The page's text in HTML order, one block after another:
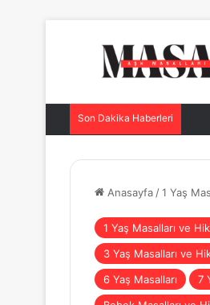
Son Dakika Haberleri
Anasayfa /1 Yaş
1 Yaş Masalları ve
3 Yaş Masalları ve
6 Yaş Masalları
7